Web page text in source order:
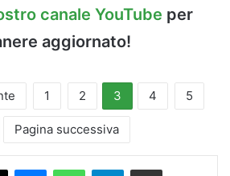
canale YouTube per
aggiornato!
1 2 3 4 5
Pagina successiva
X MessengerWhatsAppTelegramCondividi via Email